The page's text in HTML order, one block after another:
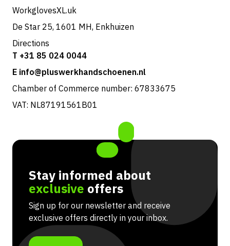
WorkglovesXL.uk
De Star 25, 1601 MH, Enkhuizen
Directions
T +31 85 024 0044
E info@pluswerkhandschoenen.nl
Chamber of Commerce number: 67833675
VAT: NL87191561B01
Stay informed about
exclusive offers
Sign up for our newsletter and receive
exclusive offers directly in your inbox.